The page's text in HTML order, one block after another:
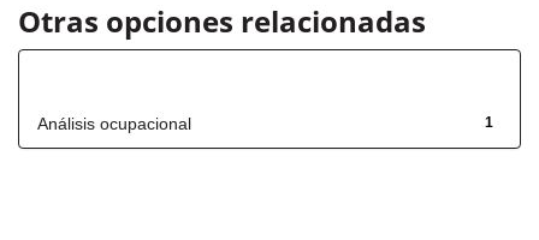
Otras opciones relacionadas
1
Análisis ocupacional